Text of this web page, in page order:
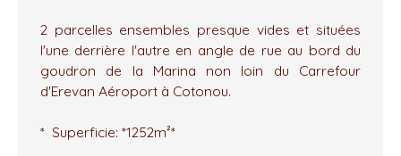
2 parcelles ensembles presque vides et situées
l'une derrière l'autre en angle de rue au bord du
goudron de la Marina non loin du Carrefour
d'Erevan Aéroport à Cotonou.
* Superficie: *1252m²*